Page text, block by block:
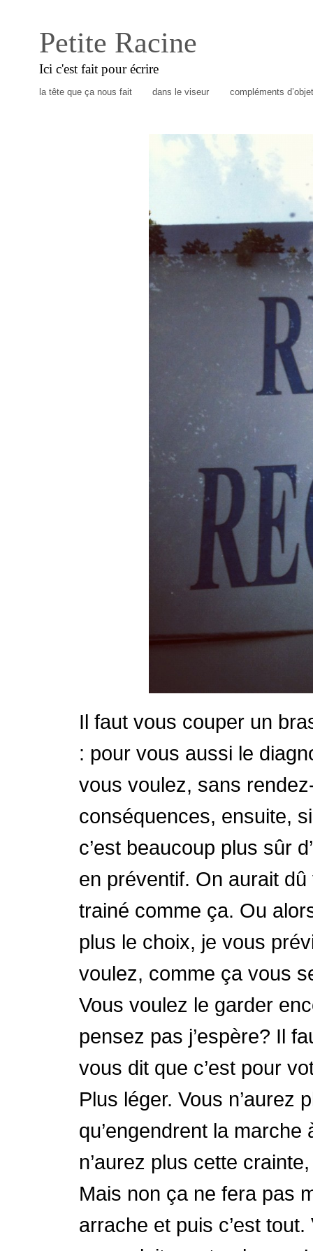
Petite Racine
Ici c'est fait pour écrire
la tête que ça nous fait dans le viseur compléments
Il faut vous couper un
: pour vous aussi le
vous voulez, sans
conséquences, ensuite,
c’est beaucoup plus sûr
en préventif. On aurait
trainé comme ça. Ou
plus le choix, je vous
voulez, comme ça vous
Vous voulez le garder
pensez pas j’espère? Il
vous dit que c’est pour
Plus léger. Vous n’aurez
qu’engendrent la
n’aurez plus cette
Mais non ça ne fera pas
arrache et puis c’est